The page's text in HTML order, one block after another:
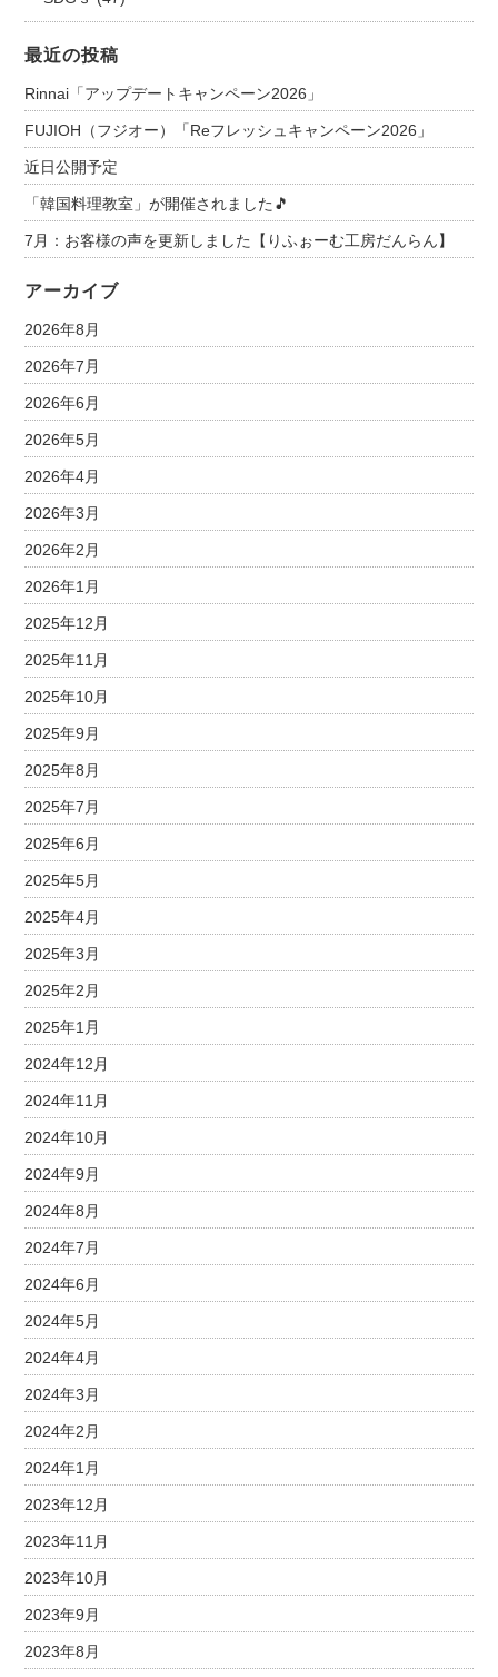
最近の投稿
Rinnai「アップデートキャンペーン2026」
FUJIOH（フジオー）「Reフレッシュキャンペーン2026」
近日公開予定
「韓国料理教室」が開催されました🎵
7月：お客様の声を更新しました【りふぉーむ工房だんらん】
アーカイブ
2026年8月
2026年7月
2026年6月
2026年5月
2026年4月
2026年3月
2026年2月
2026年1月
2025年12月
2025年11月
2025年10月
2025年9月
2025年8月
2025年7月
2025年6月
2025年5月
2025年4月
2025年3月
2025年2月
2025年1月
2024年12月
2024年11月
2024年10月
2024年9月
2024年8月
2024年7月
2024年6月
2024年5月
2024年4月
2024年3月
2024年2月
2024年1月
2023年12月
2023年11月
2023年10月
2023年9月
2023年8月